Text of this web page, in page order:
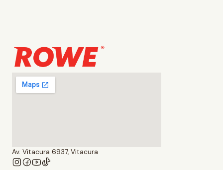
Av. Vitacura 6937, Vitacura